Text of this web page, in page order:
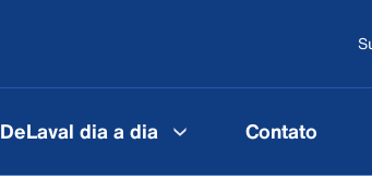
DeLaval dia a dia Contato